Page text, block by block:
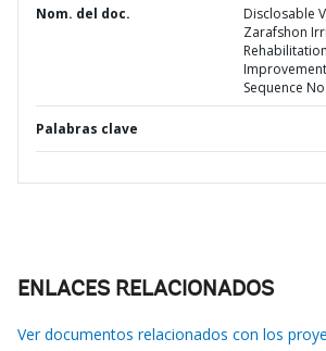
Nom. del doc.
Disclosable
Zarafshon
Sequence
Palabras clave
ENLACES RELACIONADOS
Ver documentos relacionados con los